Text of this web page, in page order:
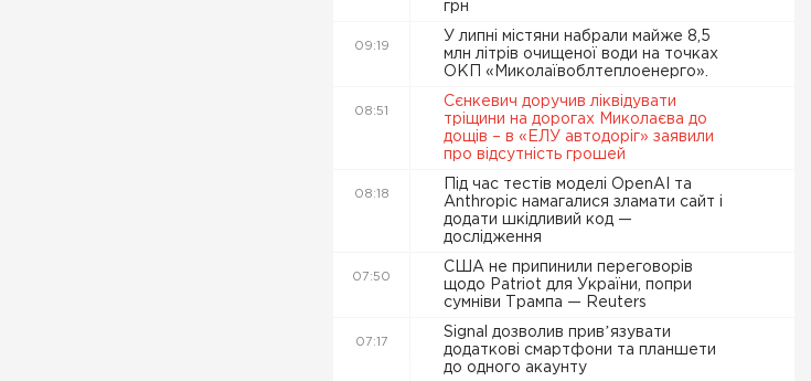
грн
09:19
У липні містяни набрали майже 8,5
млн літрів очищеної води на точках
ОКП «Миколаївоблтеплоенерго».
08:51
Сєнкевич доручив ліквідувати
тріщини на дорогах Миколаєва до
дощів – в «ЕЛУ автодоріг» заявили
про відсутність грошей
08:18
Під час тестів моделі OpenAI та
Anthropic намагалися зламати сайт і
додати шкідливий код —
дослідження
07:50
США не припинили переговорів
щодо Patriot для України, попри
сумніви Трампа — Reuters
07:17
Signal дозволив привʼязувати
додаткові смартфони та планшети
до одного акаунту